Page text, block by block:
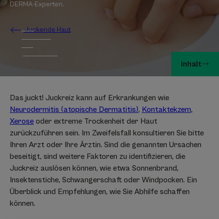
DERMA-Experten.
Juckende Haut
Inhalt
Das juckt! Juckreiz kann auf Erkrankungen wie
Neurodermitis (atopische Dermatitis), Kontaktekzem,
Xerose oder extreme Trockenheit der Haut
zurückzuführen sein. Im Zweifelsfall konsultieren Sie bitte
Ihren Arzt oder Ihre Ärztin. Sind die genannten Ursachen
beseitigt, sind weitere Faktoren zu identifizieren, die
Juckreiz auslösen können, wie etwa Sonnenbrand,
Insektenstiche, Schwangerschaft oder Windpocken. Ein
Überblick und Empfehlungen, wie Sie Abhilfe schaffen
können.